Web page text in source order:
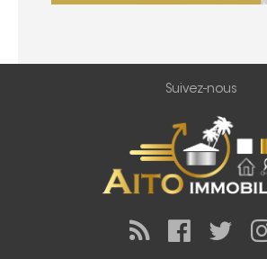
Suivez-nous